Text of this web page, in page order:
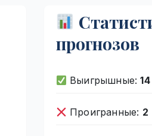
прогнозов
Выигрышные:14
Проигранные: 2